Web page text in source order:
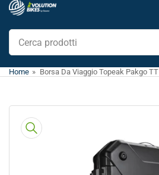
Cerca
prodotti
Home » Borsa Da Viaggio Topeak Pakgo TT
direttamente